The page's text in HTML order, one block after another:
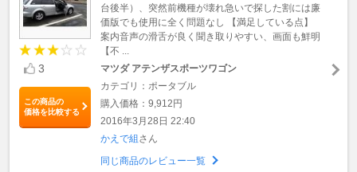
3
この商品の
価格を比較する
台後半）、突然前機種が壊れ急いで探した割には廉
価版でも使用に全く問題なし 【満足している点】
案内音声の滑舌が良く聞き取りやすい、画面も鮮明
【不 ...
マツダ アテンザスポーツワゴン
カテゴリ：ポータブル
購入価格：9,912円
2016年3月28日 22:40
かえで組さん
同じ商品のレビュー一覧